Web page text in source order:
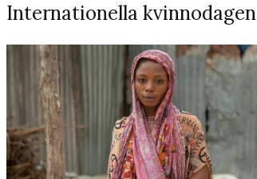
Internationella kvinnodagen